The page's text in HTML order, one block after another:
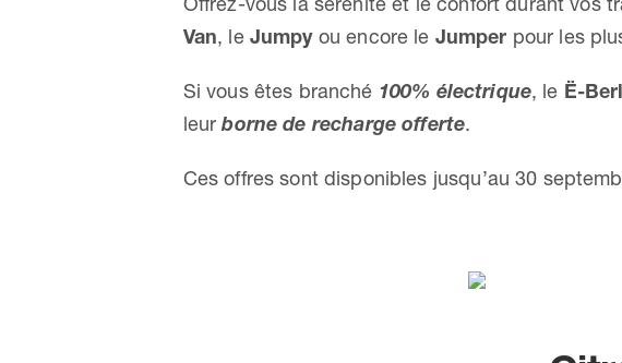
Van, le Jumpyou encore le Jumper pour les
Si vous êtes branché 100% électrique, le Ë-
leurborne de recharge offerte.
Ces offres sont disponibles jusqu’au 30